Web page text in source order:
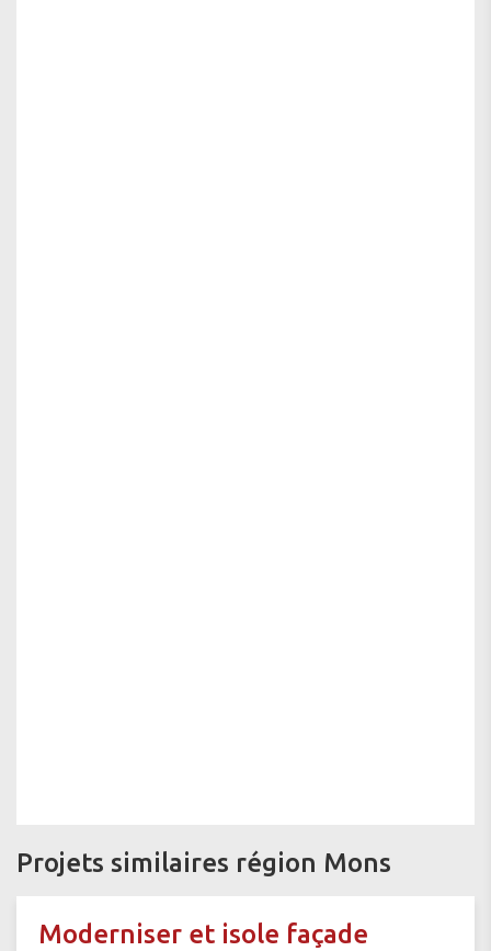
Projets similaires région Mons
Moderniser et isole façade